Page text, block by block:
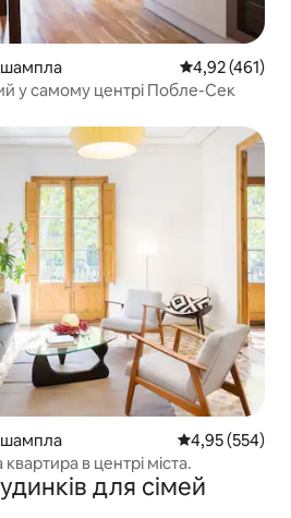
Середня
4,92 (461)
у самому центрі Побле-Сек
Середня
4,95 (554)
в центрі міста.
для сімей